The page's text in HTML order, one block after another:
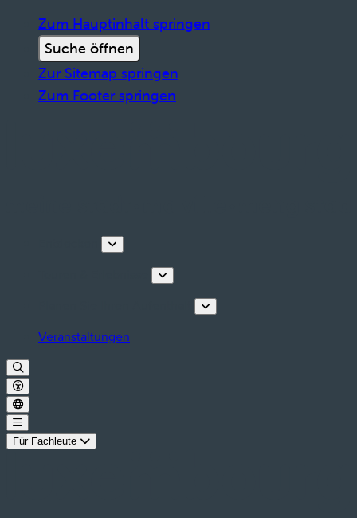
Zum Hauptinhalt springen
Suche öffnen
Zur Sitemap springen
Zum Footer springen
Veranstaltungen
Für Fachleute